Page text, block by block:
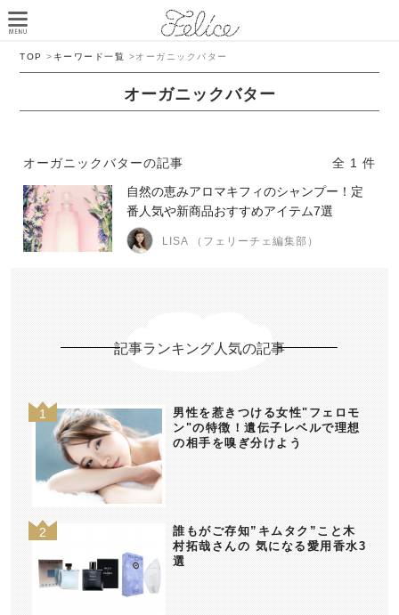
TOP > キーワード一覧 >オーガニックバター
オーガニックバター
オーガニックバターの記事
全 1 件
自然の恵みアロマキフィのシャンプー！定
番人気や新商品おすすめアイテム7選
LISA （フェリーチェ編集部）
記事ランキング人気の記事
男性を惹きつける女性"フェロモ
ン"の特徴！遺伝子レベルで理想
の相手を嗅ぎ分けよう
誰もがご存知”キムタク”こと木
村拓哉さんの 気になる愛用香水3
選